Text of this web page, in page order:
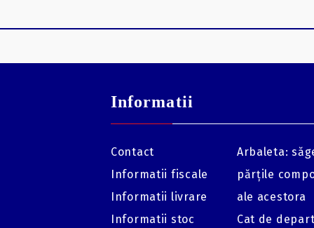
Informatii
Contact
Informatii fiscale
Informatii livrare
Informatii stoc
Arbaleta:
părțile
ale acestora
Cat de